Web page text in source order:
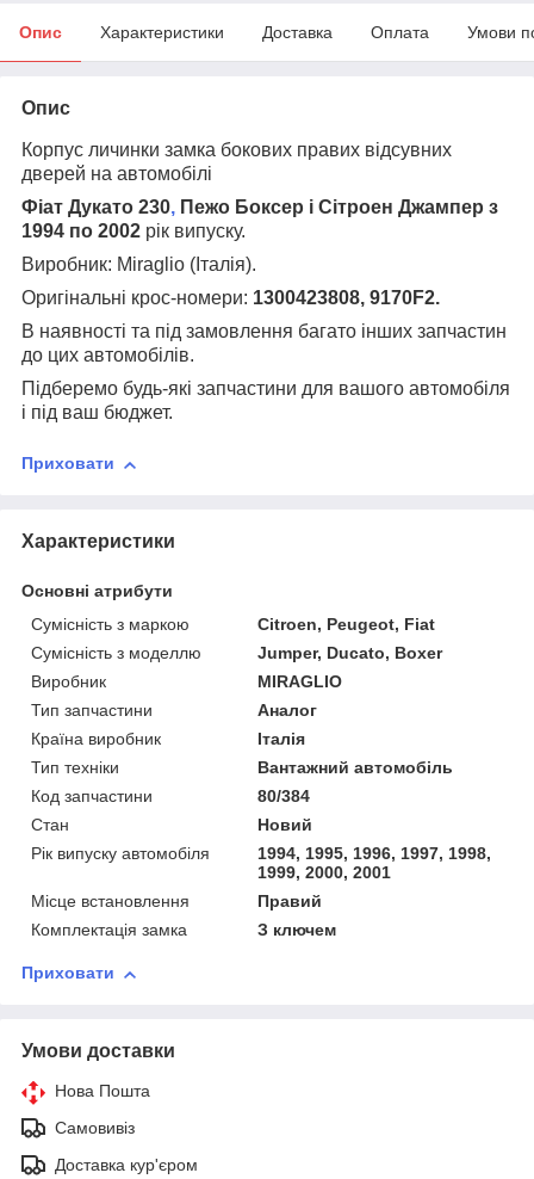
Опис Характеристики Доставка Оплата Умови
Опис
Корпус личинки замка бокових правих відсувних
дверей на автомобілі
Фіат Дукато 230, Пежо Боксер і Сітроен Джампер з
1994 по 2002 рік випуску.
Виробник: Miraglio (Італія).
Оригінальні крос-номери: 1300423808, 9170F2.
В наявності та під замовлення багато інших запчастин
до цих автомобілів.
Підберемо будь-які запчастини для вашого автомобіля
і під ваш бюджет.
Приховати
Характеристики
Основні атрибути
Сумісність з маркою
Citroen, Peugeot, Fiat
Сумісність з моделлю
Jumper, Ducato, Boxer
Виробник
MIRAGLIO
Тип запчастини
Аналог
Країна виробник
Італія
Тип техніки
Вантажний автомобіль
Код запчастини
80/384
Стан
Новий
Рік випуску автомобіля
1994, 1995, 1996, 1997, 1998,
1999, 2000, 2001
Місце встановлення
Правий
Комплектація замка
З ключем
Приховати
Умови доставки
Нова Пошта
Самовивіз
Доставка кур'єром